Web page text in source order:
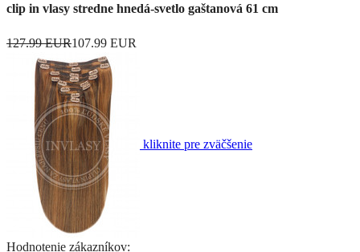
clip in vlasy stredne hnedá-svetlo gaštanová 61 cm
127.99 EUR107.99 EUR
kliknite pre zväčšenie
Hodnotenie zákazníkov: